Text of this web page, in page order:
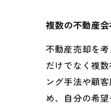
複数の不動産
不動産売却を
だけでなく複
ング手法や顧
め、自分の希